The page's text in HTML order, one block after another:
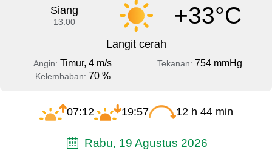
Siang
13:00 +33°C
Langit cerah
Angin: Timur, 4 m/s Tekanan: 754 mmHg
Kelembaban: 70 %
07:12 19:57 12 h 44 min
Rabu, 19 Agustus 2026